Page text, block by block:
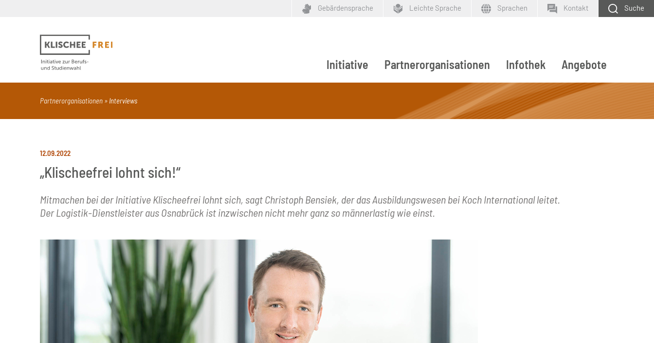
Gebärdensprache Leichte Sprache Sprachen Kontakt Suche
Suchbegriff
SUCHEN
Initiative Partnerorganisationen Infothek Angebote
Partnerorganisationen Interviews
12.09.2022
„Klischeefrei lohnt sich!“
Mitmachen bei der Initiative Klischeefrei lohnt sich, sagt Christoph Bensiek, der das Ausbildungswesen bei Koch International leitet.
Der Logistik-Dienstleister aus Osnabrück ist inzwischen nicht mehr ganz so männerlastig wie einst.